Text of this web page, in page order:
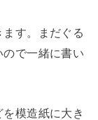
す。まだぐる
で一緒に書い
模造紙に大き